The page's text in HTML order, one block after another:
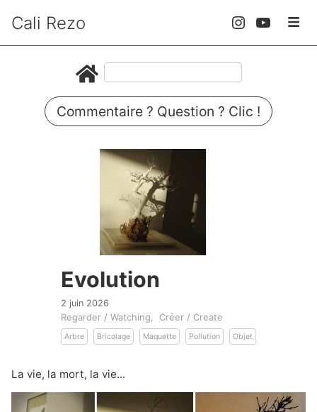
Cali Rezo
Commentaire ? Question ? Clic !
Evolution
2 juin 2026
Regarder / Watching Créer / Create
Arbre Bricolage Maquette Pollution Objet
La vie, la mort, la vie...